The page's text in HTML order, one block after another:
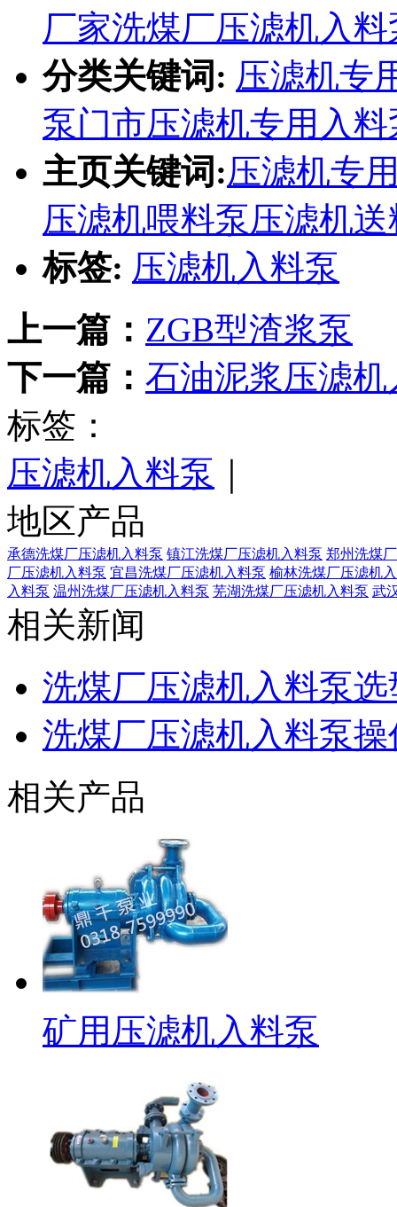
厂家洗煤厂压滤机入
分类关键词: 压滤机专
泵门市压滤机专用入
主页关键词:压滤机专
压滤机喂料泵压滤机
标签: 压滤机入料泵
上一篇： ZGB型渣浆泵
下一篇： 石油泥浆压滤机
标签：
压滤机入料泵
地区产品
承德洗煤厂压滤机入料泵 镇江洗煤厂压滤机入料泵 郑州洗煤
厂压滤机入料泵 宜昌洗煤厂压滤机入料泵 榆林洗煤厂压滤机
入料泵 温州洗煤厂压滤机入料泵 芜湖洗煤厂压滤机入料泵 武
相关新闻
洗煤厂压滤机入料泵
洗煤厂压滤机入料泵
相关产品
矿用压滤机入料泵